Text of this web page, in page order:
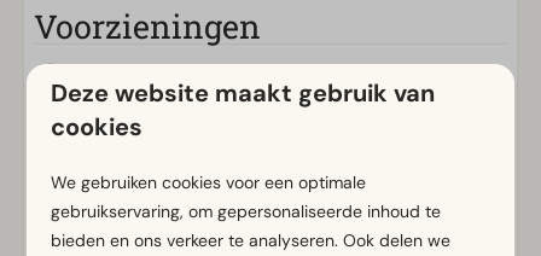
Voorzieningen
Algemeen
Gratis Wifi
Parkeergelegenheid centraal
Vuurwerkvrij
Badkamer
Deze website maakt gebruik van
cookies
We gebruiken cookies voor een optimale
gebruikservaring, om gepersonaliseerde inhoud te
bieden en ons verkeer te analyseren. Ook delen we